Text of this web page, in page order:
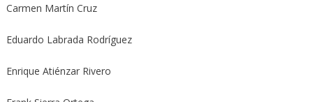
Carmen Martín Cruz
Eduardo Labrada Rodríguez
Enrique Atiénzar Rivero